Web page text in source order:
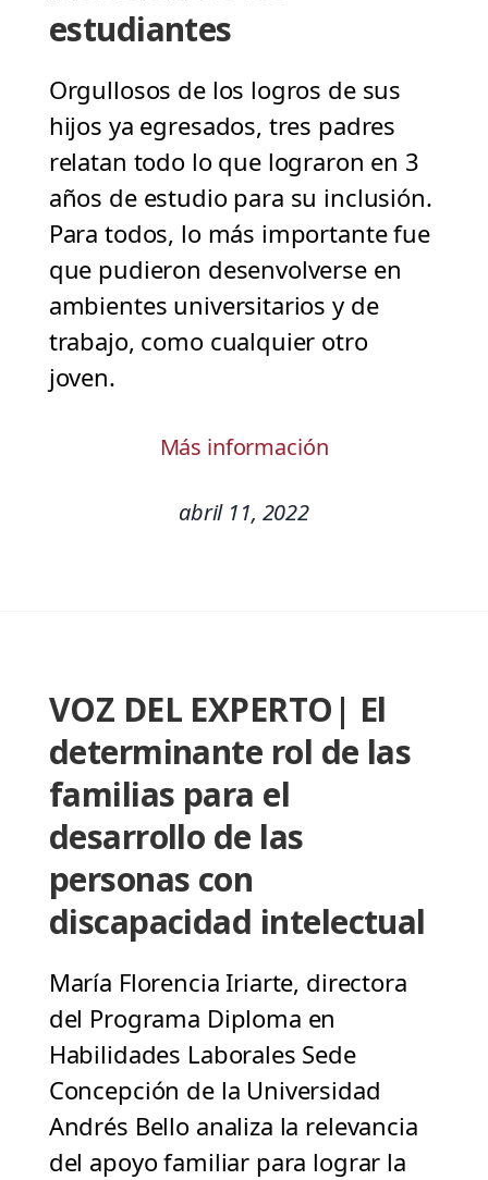
estudiantes
Orgullosos de los logros de sus
hijos ya egresados, tres padres
relatan todo lo que lograron en 3
años de estudio para su inclusión.
Para todos, lo más importante fue
que pudieron desenvolverse en
ambientes universitarios y de
trabajo, como cualquier otro
joven.
Más información
abril 11, 2022
VOZ DEL EXPERTO| El
determinante rol de las
familias para el
desarrollo de las
personas con
discapacidad intelectual
María Florencia Iriarte, directora
del Programa Diploma en
Habilidades Laborales Sede
Concepción de la Universidad
Andrés Bello analiza la relevancia
del apoyo familiar para lograr la